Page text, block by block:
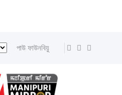
পাউ ফাউনবিয়ু